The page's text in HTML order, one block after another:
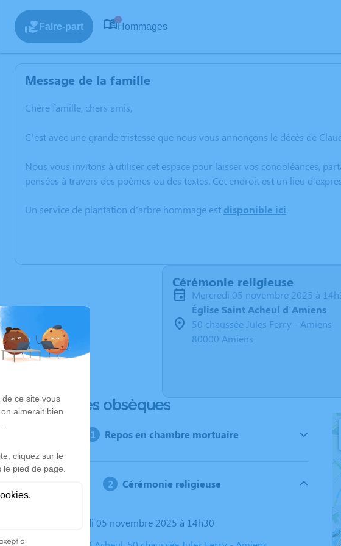
Faire-part Hommages
Message de la famille
Chère famille, chers amis,
C’est avec une grande tristesse que nous vous annonçons le décès de
Nous vous invitons à utiliser cet espace pour laisser vos condoléances,
pensées à travers des poèmes ou des textes. Cet endroit est un lieu
Un service de plantation d’arbre hommage est disponible ici.
Cérémonie religieuse
mercredi 05 novembre 2025 à
Église Saint Acheul d'Amiens
50 chaussée Jules Ferry - Amiens
80000 Amiens
Déroulé des obsèques
Repos en chambre mortuaire
Cérémonie religieuse
Le mercredi 05 novembre 2025 à 14h30